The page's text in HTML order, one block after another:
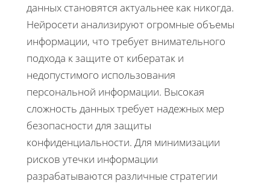
данных становятся актуальнее как никогда.
Нейросети анализируют огромные объемы
информации, что требует внимательного
подхода к защите от кибератак и
недопустимого использования
персональной информации. Высокая
сложность данных требует надежных мер
безопасности для защиты
конфиденциальности. Для минимизации
рисков утечки информации
разрабатываются различные стратегии